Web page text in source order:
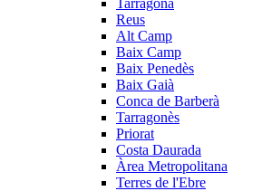
Reus
Alt Camp
Baix Camp
Baix Penedès
Baix Gaià
Conca de Barberà
Tarragonès
Priorat
Costa Daurada
Àrea Metropolitana
Terres de l'Ebre